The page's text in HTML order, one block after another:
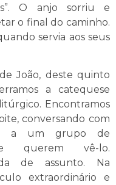
O anjo sorriu e
o final do caminho.
servia aos seus
João, deste quinto
a catequese
Encontramos
conversando com
a um grupo de
querem vê-lo.
de assunto. Na
extraordinário e